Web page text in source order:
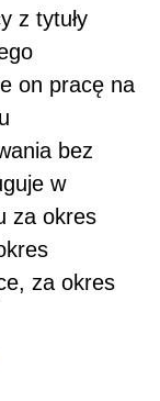
z tytuły
on pracę na
bez
w
za okres
za okres